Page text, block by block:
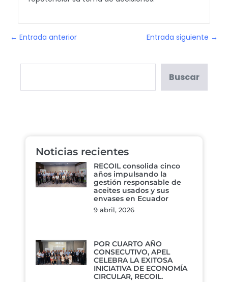
← Entrada anterior Entrada siguiente →
Buscar
Noticias recientes
RECOIL consolida cinco
años impulsando la
gestión responsable de
aceites usados y sus
envases en Ecuador
9 abril, 2026
POR CUARTO AÑO
CONSECUTIVO, APEL
CELEBRA LA EXITOSA
INICIATIVA DE ECONOMÍA
CIRCULAR, RECOIL.